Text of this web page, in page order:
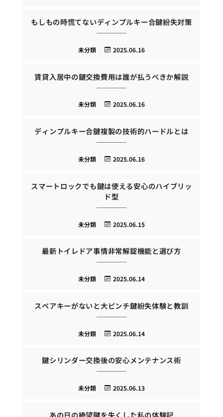
もしもの時慌てないディンプルキー合鍵紛失対策
2025.06.16
未分類
賃貸入居中の鍵交換費用は誰が払うべきか解説
2025.06.16
未分類
ディンプルキー合鍵複製の技術的ハードルとは
2025.06.16
未分類
スマートロックでも鍵は使える安心のハイブリッ
ド型
2025.06.15
未分類
最新トイレドア事情非常解錠機能と選び方
2025.06.14
未分類
スペアキーがないと大ピンチ鍵紛失体験と教訓
2025.06.14
未分類
鍵シリンダー交換後の安心メンテナンス術
2025.06.13
未分類
あの日の絶望鍵を失くした私の体験記